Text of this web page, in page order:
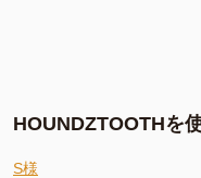
HOUNDZTOOTHを
S様